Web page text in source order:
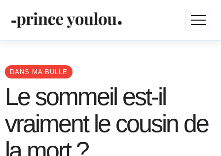
DANS MA BULLE
Le sommeil est-il
vraiment le cousin de